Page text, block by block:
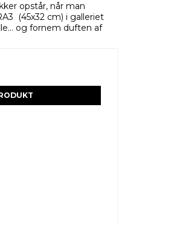
opstår, når man
(45x32 cm) i galleriet
og fornem duften af